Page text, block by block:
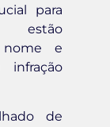
para
estão
nome e
de